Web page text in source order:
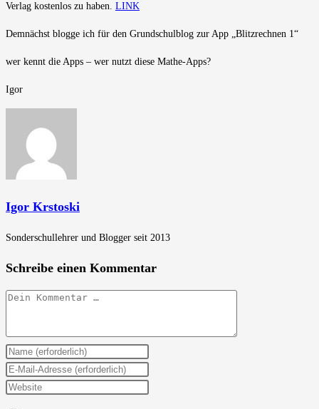
Verlag kostenlos zu haben. LINK
Demnächst blogge ich für den Grundschulblog zur App „Blitzrechnen 1“
wer kennt die Apps – wer nutzt diese Mathe-Apps?
Igor
Igor Krstoski
Sonderschullehrer und Blogger seit 2013
Schreibe einen Kommentar
Kommentar
Gib
deinen
Namen
Gib
deine
Gib